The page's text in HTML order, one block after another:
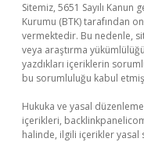
Sitemiz, 5651 Sayılı
Kurumu (BTK) tarafından
vermektedir. Bu nedenle,
veya araştırma
yazdıkları içeriklerin
bu sorumluluğu kabul etmiş
Hukuka ve yasal
içerikleri,
halinde, ilgili içerikler yasal